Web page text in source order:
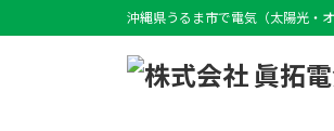
ン
ビ
沖縄県うるま市で電気（太陽光・